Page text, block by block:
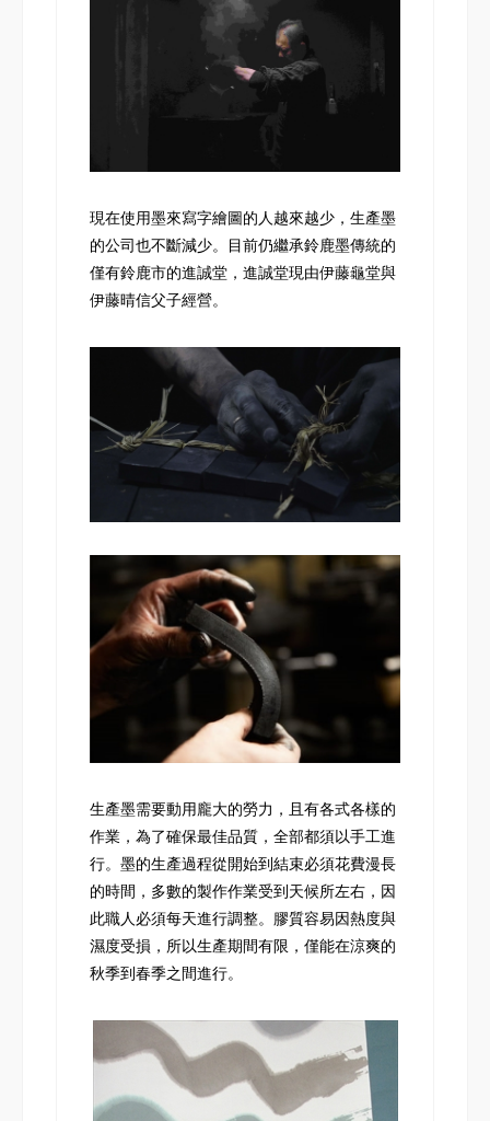
現在使用墨來寫字繪圖的人越來越少，生產墨
的公司也不斷減少。目前仍繼承鈴鹿墨傳統的
僅有鈴鹿市的進誠堂，進誠堂現由伊藤龜堂與
伊藤晴信父子經營。
生產墨需要動用龐大的勞力，且有各式各樣的
作業，為了確保最佳品質，全部都須以手工進
行。墨的生產過程從開始到結束必須花費漫長
的時間，多數的製作作業受到天候所左右，因
此職人必須每天進行調整。膠質容易因熱度與
濕度受損，所以生產期間有限，僅能在涼爽的
秋季到春季之間進行。